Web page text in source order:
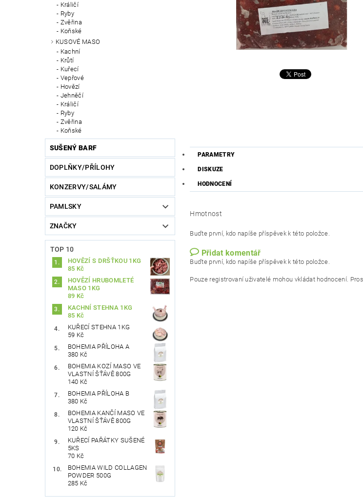
Králičí
Ryby
Zvěřina
Koňské
KUSOVÉ MASO
Kachní
Krůtí
Kuřecí
Vepřové
Hovězí
Jehněčí
Králičí
Ryby
Zvěřina
Koňské
SUŠENÝ BARF
DOPLŇKY/PŘÍLOHY
KONZERVY/SALÁMY
PAMLSKY
ZNAČKY
TOP 10
HOVĚZÍ S DRŠŤKOU 1KG
85 Kč
HOVĚZÍ HRUBOMLETÉ
MASO 1KG
89 Kč
KACHNÍ STEHNA 1KG
85 Kč
KUŘECÍ STEHNA 1KG
59 Kč
BOHEMIA PŘÍLOHA A
380 Kč
BOHEMIA KOZÍ MASO VE
VLASTNÍ ŠŤÁVĚ 800G
140 Kč
BOHEMIA PŘÍLOHA B
380 Kč
BOHEMIA KANČÍ MASO VE
VLASTNÍ ŠŤÁVĚ 800G
120 Kč
KUŘECÍ PAŘÁTKY SUŠENÉ
5KS
70 Kč
BOHEMIA WILD COLLAGEN
POWDER 500G
285 Kč
PARAMETRY
DISKUZE
HODNOCENÍ
Hmotnost
Buďte první, kdo napíše příspěvek k této položce.
Přidat komentář
Buďte první, kdo napíše příspěvek k této položce.
Pouze registrovaní uživatelé mohou vkládat hodnocení.